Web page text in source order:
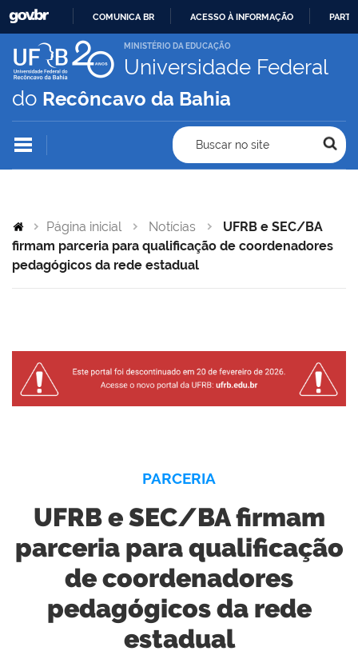
IR
PARA
CONTEÚDO
COMUNICA BR ACESSO À INFORMAÇÃO
MINISTÉRIO DA EDUCAÇÃO
Universidade Federal
do Recôncavo da Bahia
Buscar no site
Página inicial Notícias
UFRB e SEC/BA
firmam parceria para qualificação de coordenadores
pedagógicos da rede estadual
PARCERIA
UFRB e SEC/BA firmam
parceria para qualificação
de coordenadores
pedagógicos da rede
estadual